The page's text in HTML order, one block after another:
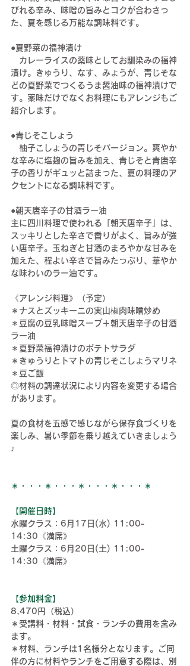
びれる辛み、味噌の旨みとコクが合わさっ
た、夏を感じる万能な調味料です。
●夏野菜の福神漬け
カレーライスの薬味としてお馴染みの福神
漬け。きゅうり、なす、みょうが、青じそな
どの夏野菜でつくるうま醤油味の福神漬けで
す。薬味だけでなくお料理にもアレンジもご
紹介します。
●青じそこしょう
柚子こしょうの青じそバージョン。爽やか
な辛みに塩麹の旨みを加え、青じそと青唐辛
子の香りがギュッと詰まった、夏の料理のア
クセントになる調味料です。
●朝天唐辛子の甘酒ラー油
主に四川料理で使われる「朝天唐辛子」は、
スッキリとした辛さで香りがよく、旨みが強
い唐辛子。玉ねぎと甘酒のまろやかな甘みを
加えた、程よい辛さで旨みたっぷり、華やか
な味わいのラー油です。
《アレンジ料理》（予定）
＊ナスとズッキーニの実山椒肉味噌炒め
＊豆腐の豆乳味噌スープ＋朝天唐辛子の甘酒
ラー油
＊夏野菜福神漬けのポテトサラダ
＊きゅうりとトマトの青じそこしょうマリネ
＊豆ご飯
◎材料の調達状況により内容を変更する場合
があります。
夏の食材を五感で感じながら保存食づくりを
楽しみ、暑い季節を乗り越えていきましょう
♪
＊・・・＊・・・＊・・・＊・・・＊
【開催日時】
水曜クラス：6月17日(水) 11:00-
14:30《満席》
土曜クラス：6月20日(土) 11:00-
14:30《満席》
【参加料金】
8,470円（税込）
＊受講料・材料・試食・ランチの費用を含み
ます。
＊ 材料、ランチは1名様分となります。ご同
伴の方に材料やランチをご用意する際は、別